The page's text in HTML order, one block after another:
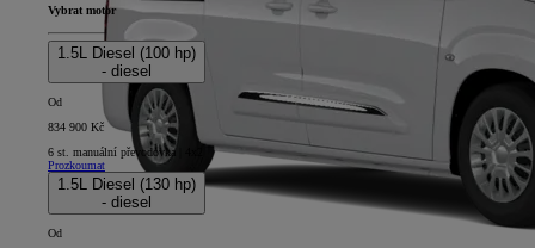
Vybrat motor
1.5L Diesel (100 hp)
- diesel
Od
834 900 Kč
6 st. manuální převodovka | 4x2
Prozkoumat
1.5L Diesel (130 hp)
- diesel
Od